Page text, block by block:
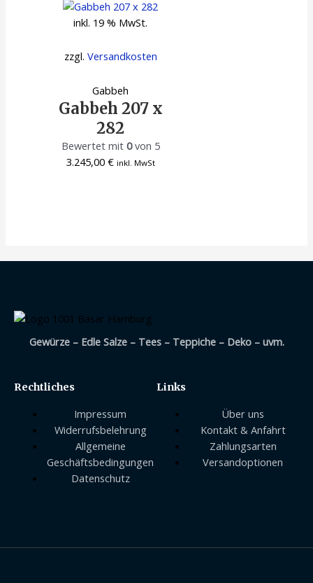
inkl. 19 % MwSt.
zzgl. Versandkosten
Gabbeh
Gabbeh 207 x
282
Bewertet mit 0von 5
3.245,00 € inkl. MwSt
Gewürze – Edle Salze – Tees – Teppiche – Deko – uvm.
Rechtliches
Impressum
Widerrufsbelehrung
Allgemeine
Geschäftsbedingungen
Datenschutz
Links
Über uns
Kontakt & Anfahrt
Zahlungsarten
Versandoptionen